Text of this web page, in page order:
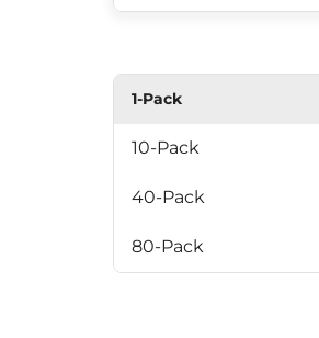
1-Pack
10-Pack
40-Pack
80-Pack